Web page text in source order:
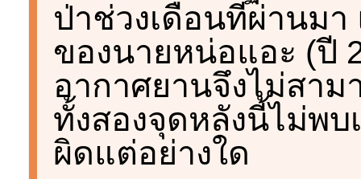
ป่าช่วงเดือนที่ผ่านม
ของนายหน่อแอะ (ปี
อากาศยานจึงไม่สา
ทั้งสองจุดหลังนี้ไม่พ
ผิดแต่อย่างใด